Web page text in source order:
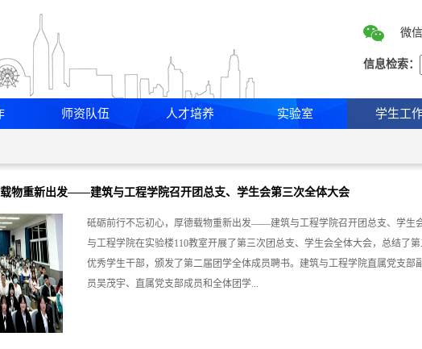
微
信息检索：
师资队伍 人才培养 实验室 学生工
物重新出发——建筑与工程学院召开团总支、学生会第三次全体大会
砥砺前行不忘初心，厚德载物重新出发——建筑与工程学院召开团总支、学生
与工程学院在实验楼110教室开展了第三次团总支、学生会全体大会，总结了
优秀学生干部，颁发了第二届团学全体成员聘书。建筑与工程学院直属党支部
员吴茂宇、直属党支部成员和全体团学...